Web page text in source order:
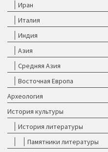
Иран
Италия
Индия
Азия
Средняя Азия
Восточная Европа
Археология
История культуры
История литературы
Памятники литературы